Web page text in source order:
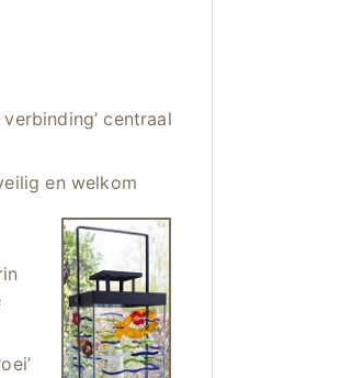
centraal
en welkom